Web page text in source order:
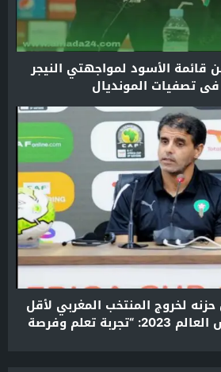
الأسود لمواجهتي النيجر
في تصفيات المونديال
لخروج المنتخب المغربي لأقل
من 17 سنة من كأس العالم 2023: “تجربة تعلم وفرصة